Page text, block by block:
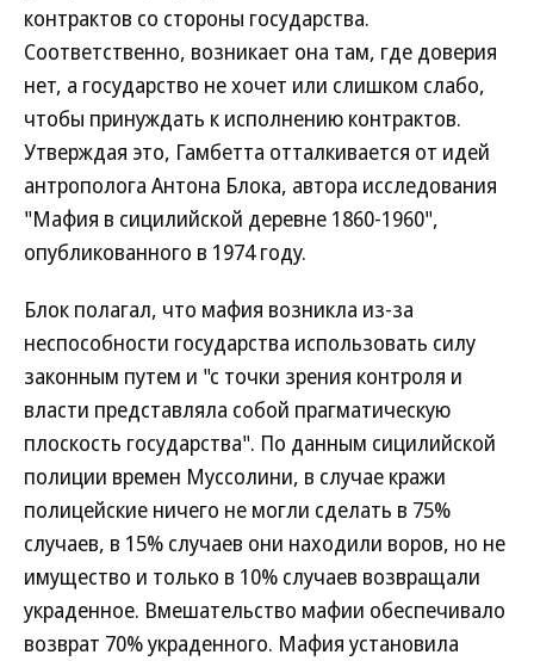
контрактов со стороны государства.
Соответственно, возникает она там, где доверия
нет, а государство не хочет или слишком слабо,
чтобы принуждать к исполнению контрактов.
Утверждая это, Гамбетта отталкивается от идей
антрополога Антона Блока, автора исследования
"Мафия в сицилийской деревне 1860-1960",
опубликованного в 1974 году.
Блок полагал, что мафия возникла из-за
неспособности государства использовать силу
законным путем и "с точки зрения контроля и
власти представляла собой прагматическую
плоскость государства". По данным сицилийской
полиции времен Муссолини, в случае кражи
полицейские ничего не могли сделать в 75%
случаев, в 15% случаев они находили воров, но не
имущество и только в 10% случаев возвращали
украденное. Вмешательство мафии обеспечивало
возврат 70% украденного. Мафия установила